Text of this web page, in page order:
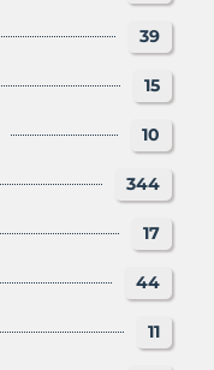
39
15
10
344
17
44
11